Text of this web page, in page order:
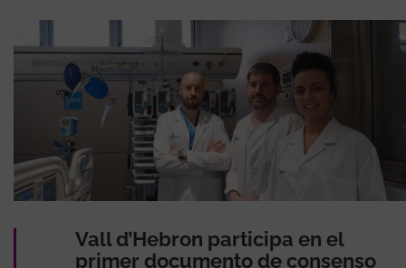
Vall d’Hebron participa en el
primer documento de consenso